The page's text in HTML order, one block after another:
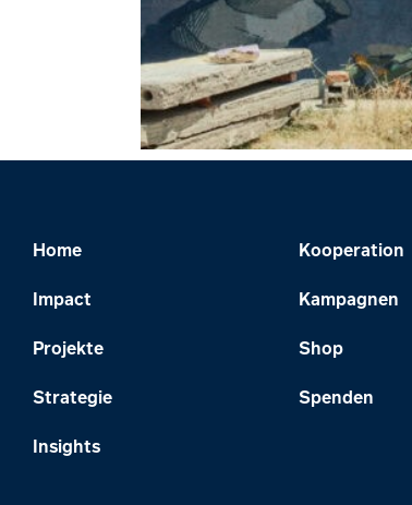
Home
Impact
Projekte
Strategie
Insights
Kooperation
Kampagnen
Shop
Spenden